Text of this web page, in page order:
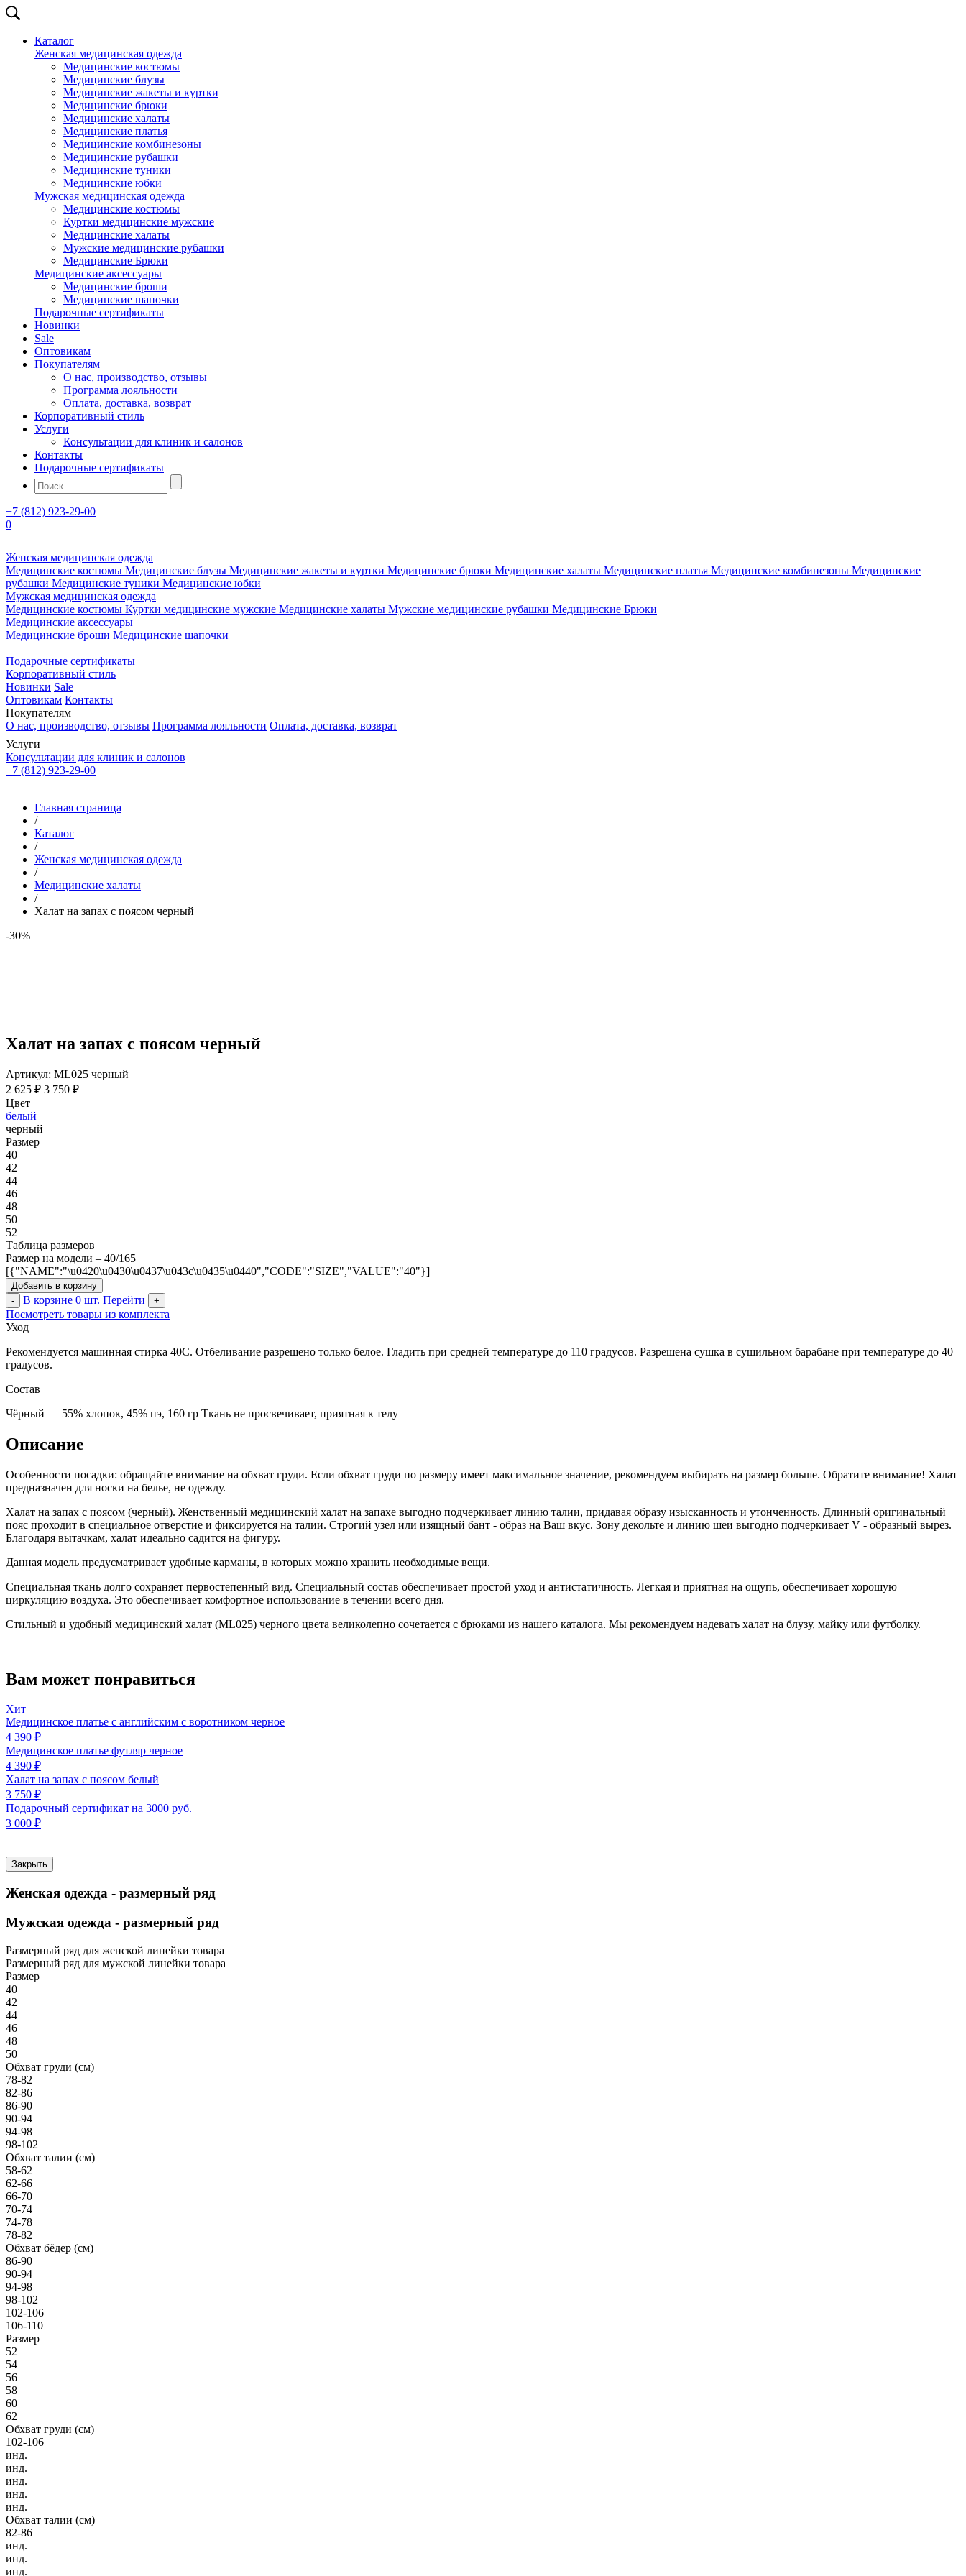
Каталог
Женская медицинская одежда
Медицинские костюмы
Медицинские блузы
Медицинские жакеты и куртки
Медицинские брюки
Медицинские халаты
Медицинские платья
Медицинские комбинезоны
Медицинские рубашки
Медицинские туники
Медицинские юбки
Мужская медицинская одежда
Медицинские костюмы
Куртки медицинские мужские
Медицинские халаты
Мужские медицинские рубашки
Медицинские Брюки
Медицинские аксессуары
Медицинские броши
Медицинские шапочки
Подарочные сертификаты
Новинки
Sale
Оптовикам
Покупателям
О нас, производство, отзывы
Программа лояльности
Оплата, доставка, возврат
Корпоративный стиль
Услуги
Консультации для клиник и салонов
Контакты
Подарочные сертификаты
+7 (812) 923-29-00
0
Женская медицинская одежда
Медицинские костюмы Медицинские блузы Медицинские жакеты и куртки Медицинские брюки Медицинские халаты Медицинские платья Медицинские комбинезоны Медицинские
рубашки Медицинские туники Медицинские юбки
Мужская медицинская одежда
Медицинские костюмы Куртки медицинские мужские Медицинские халаты Мужские медицинские рубашки Медицинские Брюки
Медицинские аксессуары
Медицинские броши Медицинские шапочки
Подарочные сертификаты
Корпоративный стиль
Новинки Sale
Оптовикам Контакты
Покупателям
О нас, производство, отзывы Программа лояльности Оплата, доставка, возврат
Услуги
Консультации для клиник и салонов
+7 (812) 923-29-00
Главная страница
/
Каталог
/
Женская медицинская одежда
/
Медицинские халаты
/
Халат на запах с поясом черный
-30%
Халат на запах с поясом черный
Артикул: ML025 черный
2 625 ₽ 3 750 ₽
Цвет
белый
черный
Размер
40
42
44
46
48
50
52
Таблица размеров
Размер на модели – 40/165
[{"NAME":"\u0420\u0430\u0437\u043c\u0435\u0440","CODE":"SIZE","VALUE":"40"}]
Добавить в корзину
-
В корзине 0 шт. Перейти +
Посмотреть товары из комплекта
Уход
Рекомендуется машинная стирка 40С. Отбеливание разрешено только белое. Гладить при средней температуре до 110 градусов. Разрешена сушка в сушильном барабане при температуре до 40
градусов.
Состав
Чёрный — 55% хлопок, 45% пэ, 160 гр Ткань не просвечивает, приятная к телу
Описание
Особенности посадки: обращайте внимание на обхват груди. Если обхват груди по размеру имеет максимальное значение, рекомендуем выбирать на размер больше. Обратите внимание! Халат
предназначен для носки на белье, не одежду.
Халат на запах с поясом (черный). Женственный медицинский халат на запахе выгодно подчеркивает линию талии, придавая образу изысканность и утонченность. Длинный оригинальный
пояс проходит в специальное отверстие и фиксируется на талии. Строгий узел или изящный бант - образ на Ваш вкус. Зону декольте и линию шеи выгодно подчеркивает V - образный вырез.
Благодаря вытачкам, халат идеально садится на фигуру.
Данная модель предусматривает удобные карманы, в которых можно хранить необходимые вещи.
Специальная ткань долго сохраняет первостепенный вид. Специальный состав обеспечивает простой уход и антистатичность. Легкая и приятная на ощупь, обеспечивает хорошую
циркуляцию воздуха. Это обеспечивает комфортное использование в течении всего дня.
Стильный и удобный медицинский халат (ML025) черного цвета великолепно сочетается с брюками из нашего каталога. Мы рекомендуем надевать халат на блузу, майку или футболку.
Вам может понравиться
Хит
Медицинское платье c английским с воротником черное
4 390 ₽
Медицинское платье футляр черное
4 390 ₽
Халат на запах с поясом белый
3 750 ₽
Подарочный сертификат на 3000 руб.
3 000 ₽
Закрыть
Женская одежда - размерный ряд
Мужская одежда - размерный ряд
Размерный ряд для женской линейки товара
Размерный ряд для мужской линейки товара
Размер
40
42
44
46
48
50
Обхват груди (см)
78-82
82-86
86-90
90-94
94-98
98-102
Обхват талии (см)
58-62
62-66
66-70
70-74
74-78
78-82
Обхват бёдер (см)
86-90
90-94
94-98
98-102
102-106
106-110
Размер
52
54
56
58
60
62
Обхват груди (см)
102-106
инд.
инд.
инд.
инд.
инд.
Обхват талии (см)
82-86
инд.
инд.
инд.